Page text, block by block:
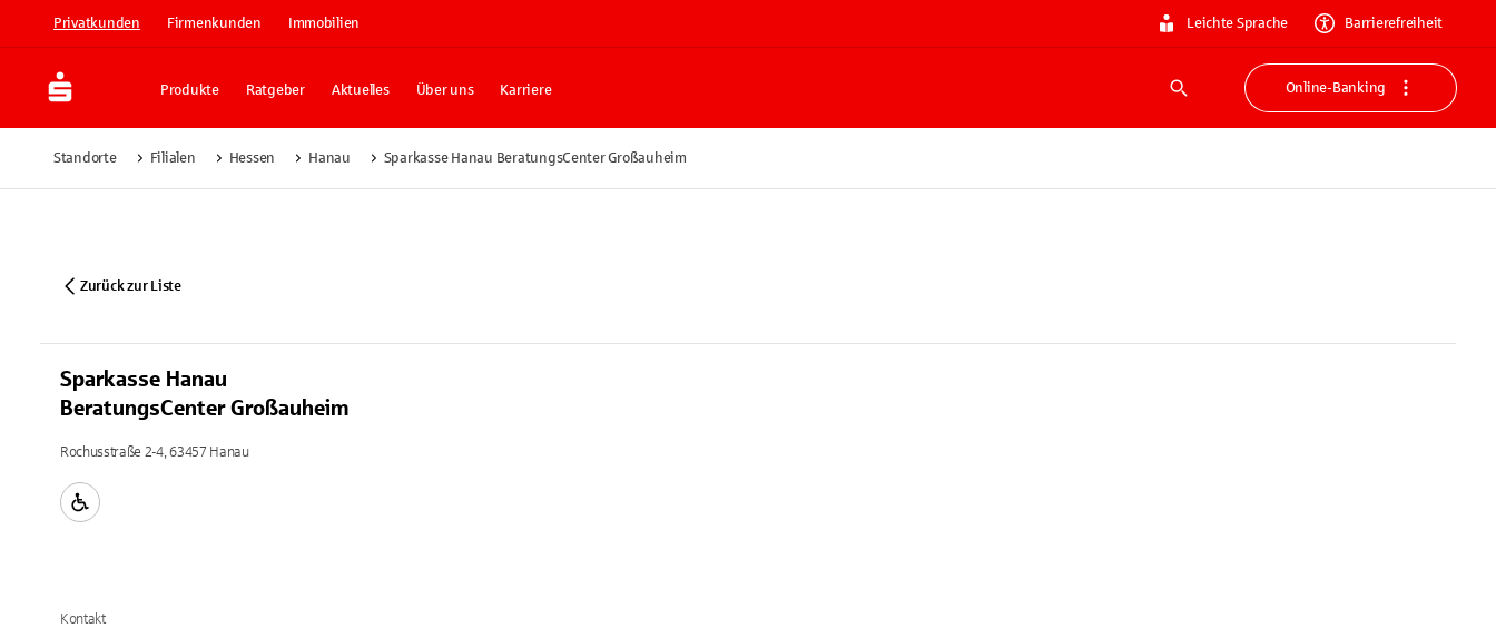
Privatkunden Firmenkunden Immobilien Leichte Sprache Barrierefreiheit
Produkte Ratgeber Aktuelles Über uns Karriere
Suche
Online-Banking
Standorte Filialen Hessen Hanau Sparkasse Hanau BeratungsCenter Großauheim
Zurück zur Liste
Sparkasse Hanau
BeratungsCenter Großauheim
Rochusstraße 2-4, 63457 Hanau
Kontakt